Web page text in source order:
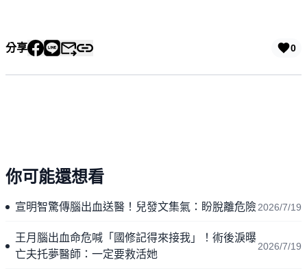
分享 0
你可能還想看
宣明智驚傳腦出血送醫！兒發文集氣：盼脫離危險2026/7/19
王月腦出血命危喊「國修記得來接我」！術後淚曝
亡夫托夢醫師：一定要救活她
2026/7/19